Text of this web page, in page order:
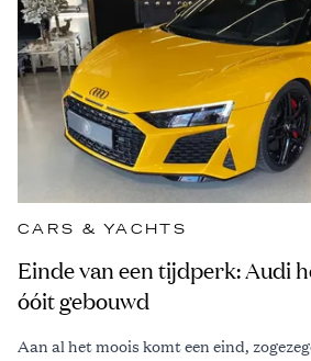
CARS & YACHTS
Einde van een tijdperk: Audi
óóit gebouwd
Aan al het moois komt een eind,